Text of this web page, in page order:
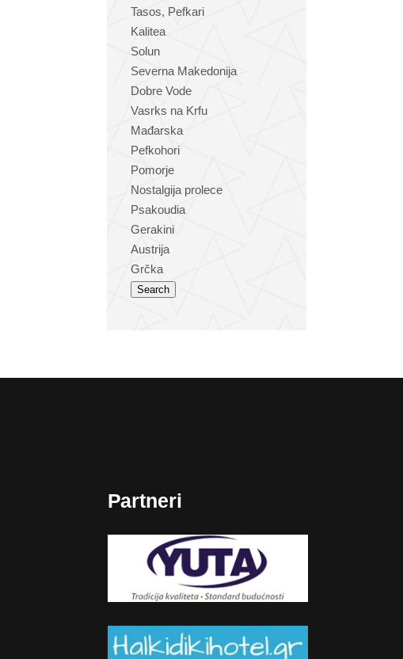
Tasos, Pefkari
Kalitea
Solun
Severna Makedonija
Dobre Vode
Vasrks na Krfu
Mađarska
Pefkohori
Pomorje
Nostalgija prolece
Psakoudia
Gerakini
Austrija
Grčka
Partneri